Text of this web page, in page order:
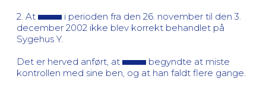
2. At
i perioden fra den 26. november til den 3.
december 2002 ikke blev korrekt behandlet på
Sygehus Y.
Det er herved anført, at
begyndte at miste
kontrollen med sine ben, og at han faldt flere gange.